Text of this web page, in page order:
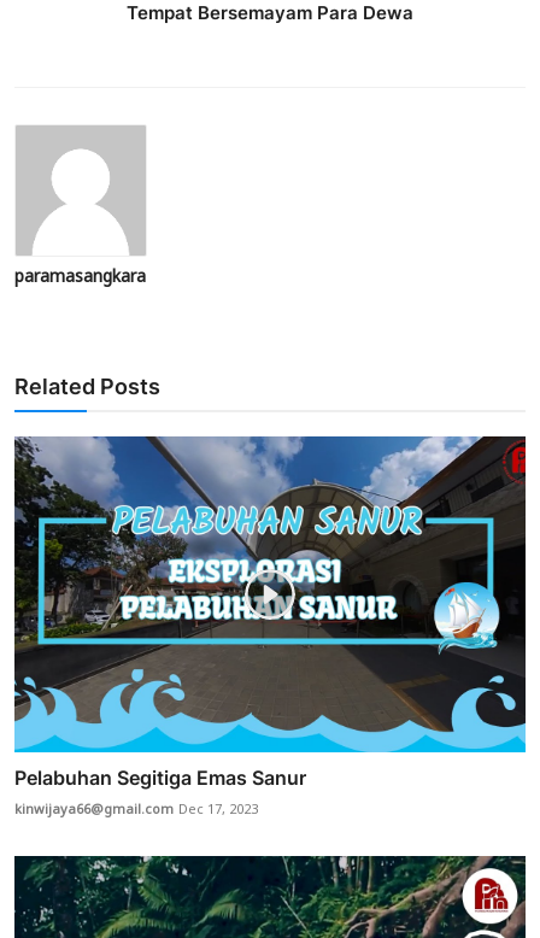
Tempat Bersemayam Para Dewa
paramasangkara
Related Posts
Pelabuhan Segitiga Emas Sanur
kinwijaya66@gmail.com Dec 17, 2023